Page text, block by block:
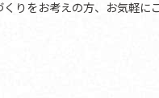
くりをお考えの方、お気軽に